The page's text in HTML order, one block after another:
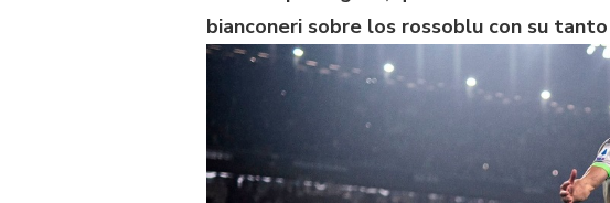
bianconeri sobre los rossoblu con su